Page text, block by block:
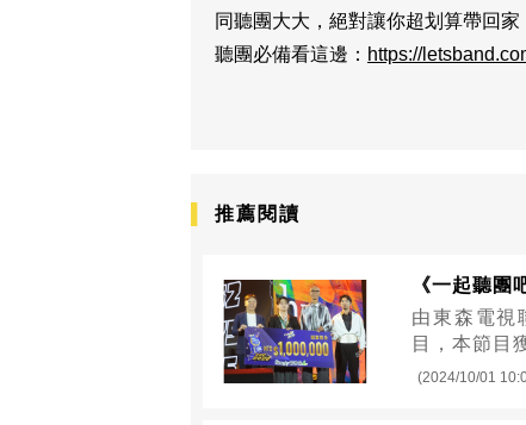
同聽團大大，絕對讓你超划算帶回家
聽團必備看這邊： https://
推薦閱讀
《一起聽
由東森電視
目，本節目
(2024/10/01